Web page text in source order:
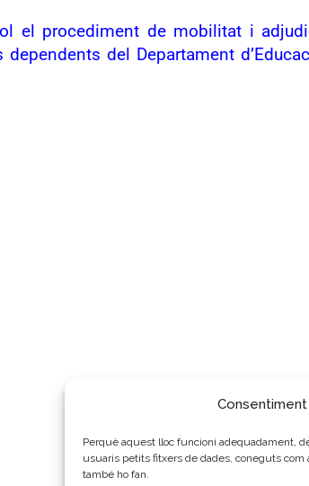
Perquè aquest lloc funcioni adequadament,
usuaris petits fitxers de dades, coneguts com
també ho fan.
el procediment de mobilitat i
del Departament